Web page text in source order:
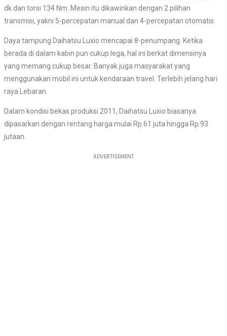
dk dan torsi 134 Nm. Mesin itu dikawinkan dengan 2 pilihan
transmisi, yakni 5-percepatan manual dan 4-percepatan otomatis.
Daya tampung Daihatsu Luxio mencapai 8-penumpang. Ketika
berada di dalam kabin pun cukup lega, hal ini berkat dimensinya
yang memang cukup besar. Banyak juga masyarakat yang
menggunakan mobil ini untuk kendaraan travel. Terlebih jelang hari
raya Lebaran.
Dalam kondisi bekas produksi 2011, Daihatsu Luxio biasanya
dipasarkan dengan rentang harga mulai Rp 61 juta hingga Rp 93
jutaan.